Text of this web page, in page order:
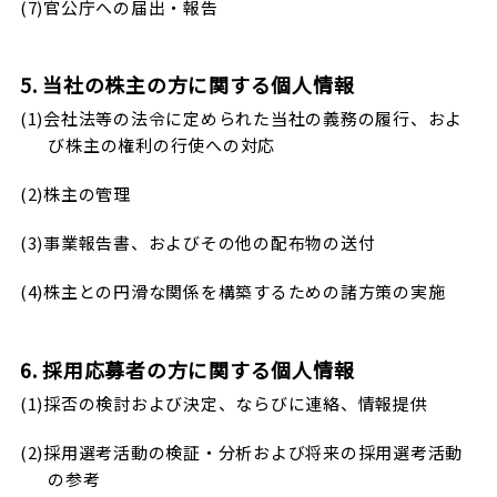
(7)官公庁への届出・報告
5. 当社の株主の方に関する個人情報
(1)会社法等の法令に定められた当社の義務の履行、およ
び株主の権利の行使への対応
(2)株主の管理
(3)事業報告書、およびその他の配布物の送付
(4)株主との円滑な関係を構築するための諸方策の実施
6. 採用応募者の方に関する個人情報
(1)採否の検討および決定、ならびに連絡、情報提供
(2)採用選考活動の検証・分析および将来の採用選考活動
の参考